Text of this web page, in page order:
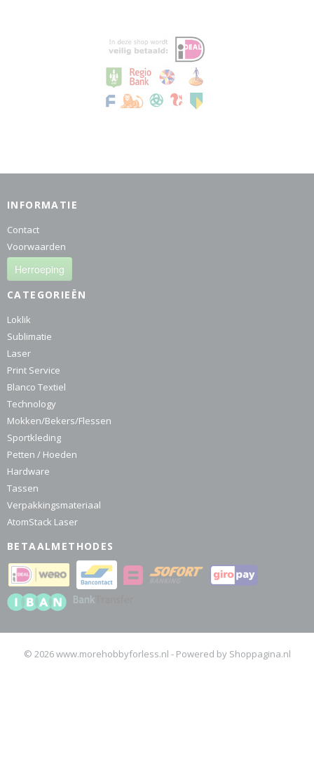
INFORMATIE
Contact
Voorwaarden
Herroeping
CATEGORIEËN
Loklik
Sublimatie
Laser
Print Service
Blanco Textiel
Technology
Mokken/Bekers/Flessen
Sportkleding
Petten / Hoeden
Hardware
Tassen
Verpakkingsmateriaal
AtomStack Laser
BETAALMETHODES
© 2026 www.morehobbyforless.nl - Powered by Shoppagina.nl